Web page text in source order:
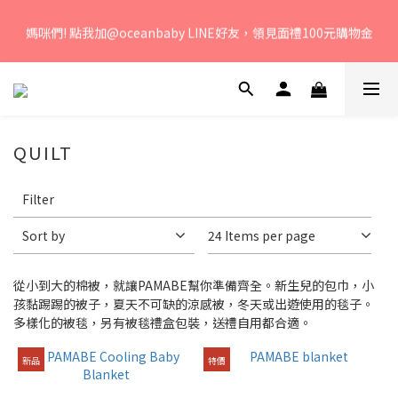
間：周一至周五 早上9點 至 下午6點。
媽咪們! 點我加@oceanbaby LINE好友，領見面禮100元購物金
若您有任何問題、歡迎聯絡客服專線：04-2382-6878，服務時
Filter
(0/20)
PAMABE
(3)
PAMABE
OUTDOOR
QUILT
Filter
Sort by 24 Items per page
從小到大的棉被，就讓PAMABE幫你準備齊全。新生兒的包巾，小
孩黏踢踢的被子，夏天不可缺的涼感被，冬天或出遊使用的毯子。
多樣化的被毯，另有被毯禮盒包裝，送禮自用都合適。
新品 特價